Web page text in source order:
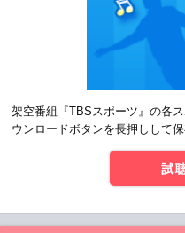
架空番組『TBSスポーツ』の各
ウンロードボタンを長押しして